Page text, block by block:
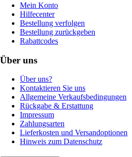
Mein Konto
Hilfecenter
Bestellung verfolgen
Bestellung zurückgeben
Rabattcodes
Über uns
Über uns?
Kontaktieren Sie uns
Allgemeine Verkaufsbedingungen
Rückgabe & Erstattung
Impressum
Zahlungsarten
Lieferkosten und Versandoptionen
Hinweis zum Datenschutz